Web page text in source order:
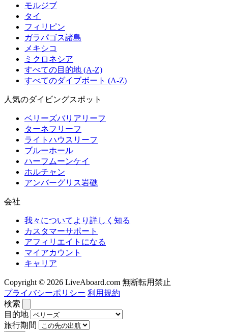
モルジブ
タイ
フィリピン
ガラパゴス諸島
メキシコ
ミクロネシア
すべての目的地 (A-Z)
すべてのダイブボート (A-Z)
人気のダイビングスポット
ベリーズバリアリーフ
ターネフリーフ
ライトハウスリーフ
ブルーホール
ハーフムーンケイ
ホルチャン
アンバーグリス岩礁
会社
我々についてより詳しく知る
カスタマーサポート
アフィリエイトになる
マイアカウント
キャリア
Copyright © 2026 LiveAboard.com 無断転用禁止
プライバシーポリシー 利用規約
検索
目的地
旅行期間